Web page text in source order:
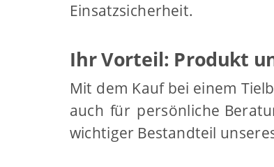
Einsatzsicherheit.
Ihr Vorteil: Produkt
Mit dem Kauf bei einem
auch für persönliche
wichtiger Bestandteil